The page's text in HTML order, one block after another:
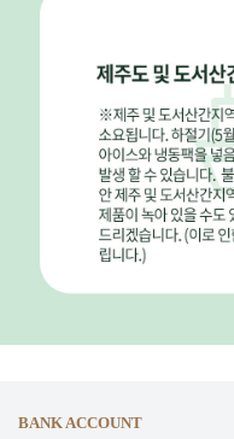
BANK ACCOUNT